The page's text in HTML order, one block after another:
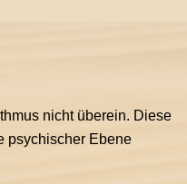
nicht überein. Diese
psychischer Ebene